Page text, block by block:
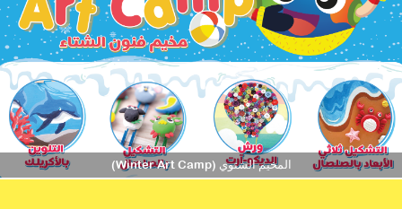
المخيم الشتوي (Winter Art Camp)